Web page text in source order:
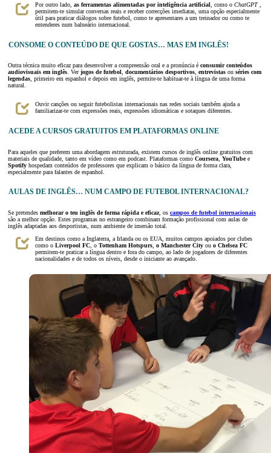
Por outro lado, as ferramentas alimentadas por inteligência artificial , como o ChatGPT
permitem-te simular conversas reais e receber correcções imediatas, uma opção especialmente
útil para praticar diálogos sobre futebol, como te apresentares a um treinador ou como te
entenderes num balneário internacional.
CONSOME O CONTEÚDO DE QUE GOSTAS… MAS EM INGLÊS!
Outra técnica muito eficaz para desenvolver a compreensão oral e a pronúncia é consumir conteúdos
audiovisuais em inglês. Verjogos de futebol, documentários desportivos, entrevistas ou séries com
legendas, primeiro em espanhol e depois em inglês, permite-te habituar-te à língua de uma forma
natural.
Ouvir canções ou seguir futebolistas internacionais nas redes sociais também ajuda a
familiarizar-te com expressões reais, expressões idiomáticas e sotaques diferentes.
ACEDE A CURSOS GRATUITOS EM PLATAFORMAS ONLINE
Para aqueles que preferem uma abordagem estruturada, existem cursos de inglês online gratuitos com
materiais de qualidade, tanto em vídeo como em podcast. Plataformas como Coursera YouTubee
Spotify hospedam conteúdos de professores que explicam o básico da língua de forma clara,
especialmente para falantes de espanhol.
AULAS DE INGLÊS… NUM CAMPO DE FUTEBOL INTERNACIONAL?
Se pretendes melhorar o teu inglês de forma rápida e eficaz, os campos de futebol internacionais
são a melhor opção. Estes programas no estrangeiro combinam formação profissional com aulas de
inglês adaptadas aos desportistas, num ambiente de imersão total.
Em destinos como a Inglaterra, a Irlanda ou os EUA, muitos campos apoiados por clubes
como o Liverpool FC , o Tottenham Hotspurs o Manchester City ou o Chelsea FC
permitem-te praticar a língua dentro e fora do campo, ao lado de jogadores de diferentes
nacionalidades e de todos os níveis, desde o iniciante ao avançado.